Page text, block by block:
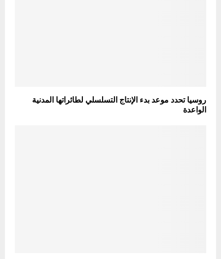
روسيا تحدد موعد بدء الإنتاج التسلسلي لطائراتها المدنية
الواعدة